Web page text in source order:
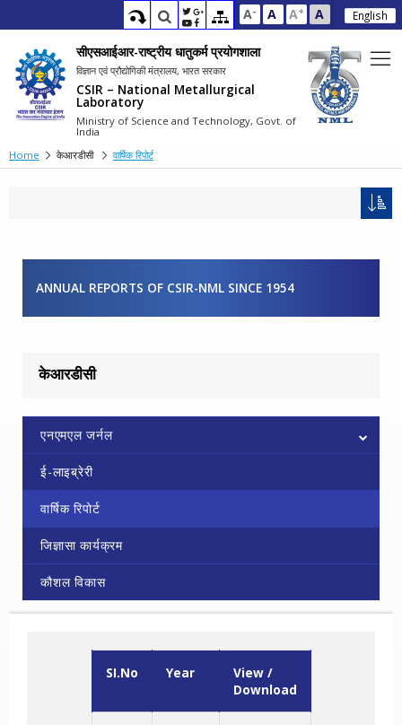
A- A A+ A English
सीएसआईआर-राष्ट्रीय धातुकर्म प्रयोगशाला
विज्ञान एवं प्रौद्योगिकी मंत्रालय, भारत सरकार
CSIR – National Metallurgical
Laboratory
Ministry of Science and Technology, Govt. of
India
Home
केआरडीसी वार्षिक रिपोर्ट
ANNUAL REPORTS OF CSIR-NML SINCE 1954
केआरडीसी
एनएमएल जर्नल
ई-लाइब्रेरी
वार्षिक रिपोर्ट
जिज्ञासा कार्यक्रम
कौशल विकास
SI.No Year
View /
Download